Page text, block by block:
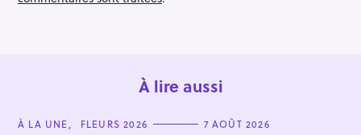
À lire aussi
C
À LA UNE FLEURS 2026 7 AOÛT 2026